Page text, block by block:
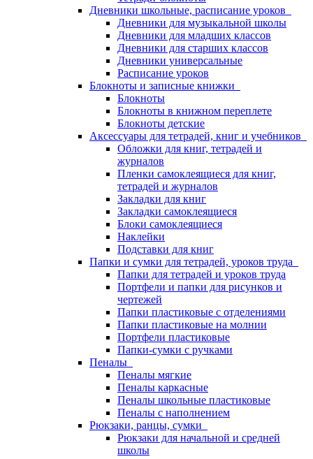
Дневники школьные, расписание уроков
Дневники для музыкальной школы
Дневники для младших классов
Дневники для старших классов
Дневники универсальные
Расписание уроков
Блокноты и записные книжки
Блокноты
Блокноты в книжном переплете
Блокноты детские
Аксессуары для тетрадей, книг и учебников
Обложки для книг, тетрадей и
журналов
Пленки самоклеящиеся для книг,
тетрадей и журналов
Закладки для книг
Закладки самоклеящиеся
Блоки самоклеящиеся
Наклейки
Подставки для книг
Папки и сумки для тетрадей, уроков труда
Папки для тетрадей и уроков труда
Портфели и папки для рисунков и
чертежей
Папки пластиковые с отделениями
Папки пластиковые на молнии
Портфели пластиковые
Папки-сумки с ручками
Пеналы
Пеналы мягкие
Пеналы каркасные
Пеналы школьные пластиковые
Пеналы с наполнением
Рюкзаки, ранцы, сумки
Рюкзаки для начальной и средней
школы